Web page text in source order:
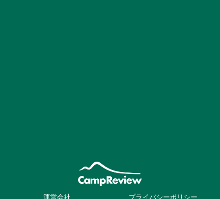
運営会社 プライバシーポリシー